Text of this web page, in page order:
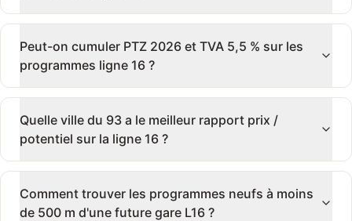
Peut-on cumuler PTZ 2026 et TVA 5,5 % sur les
programmes ligne 16 ?
Quelle ville du 93 a le meilleur rapport prix /
potentiel sur la ligne 16 ?
Comment trouver les programmes neufs à moins
de 500 m d'une future gare L16 ?